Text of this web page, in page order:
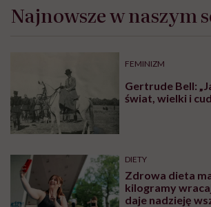
Najnowsze w naszym
FEMINIZM
Gertrude Bell:
świat, wielki i
DIETY
Zdrowa dieta
kilogramy
daje nadzieję